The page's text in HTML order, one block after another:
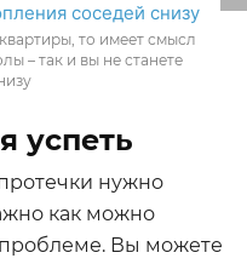
то имеет смысл
– так и вы не станете
успеть
нужно
как можно
Вы можете